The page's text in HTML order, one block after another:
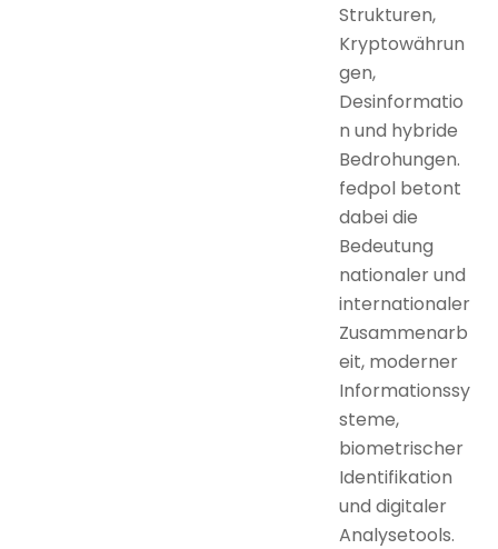
Strukturen,
Kryptowährun
gen,
Desinformatio
n und hybride
Bedrohungen.
fedpol betont
dabei die
Bedeutung
nationaler und
internationaler
Zusammenarb
eit, moderner
Informationssy
steme,
biometrischer
Identifikation
und digitaler
Analysetools.